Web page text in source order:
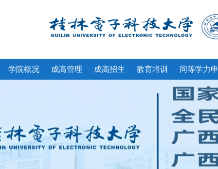
学院概况 成高管理 成高招生 教育培训 同等学力